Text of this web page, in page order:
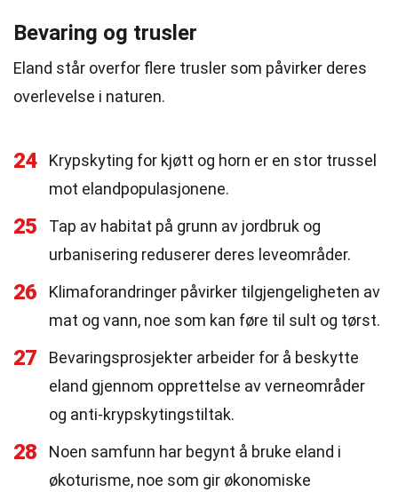
Bevaring og trusler
Eland står overfor flere trusler som påvirker deres
overlevelse i naturen.
24
Krypskyting for kjøtt og horn er en stor trussel
mot elandpopulasjonene.
25
Tap av habitat på grunn av jordbruk og
urbanisering reduserer deres leveområder.
26
Klimaforandringer påvirker tilgjengeligheten av
mat og vann, noe som kan føre til sult og tørst.
27
Bevaringsprosjekter arbeider for å beskytte
eland gjennom opprettelse av verneområder
og anti-krypskytingstiltak.
28
Noen samfunn har begynt å bruke eland i
økoturisme, noe som gir økonomiske